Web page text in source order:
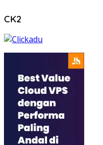
CK2